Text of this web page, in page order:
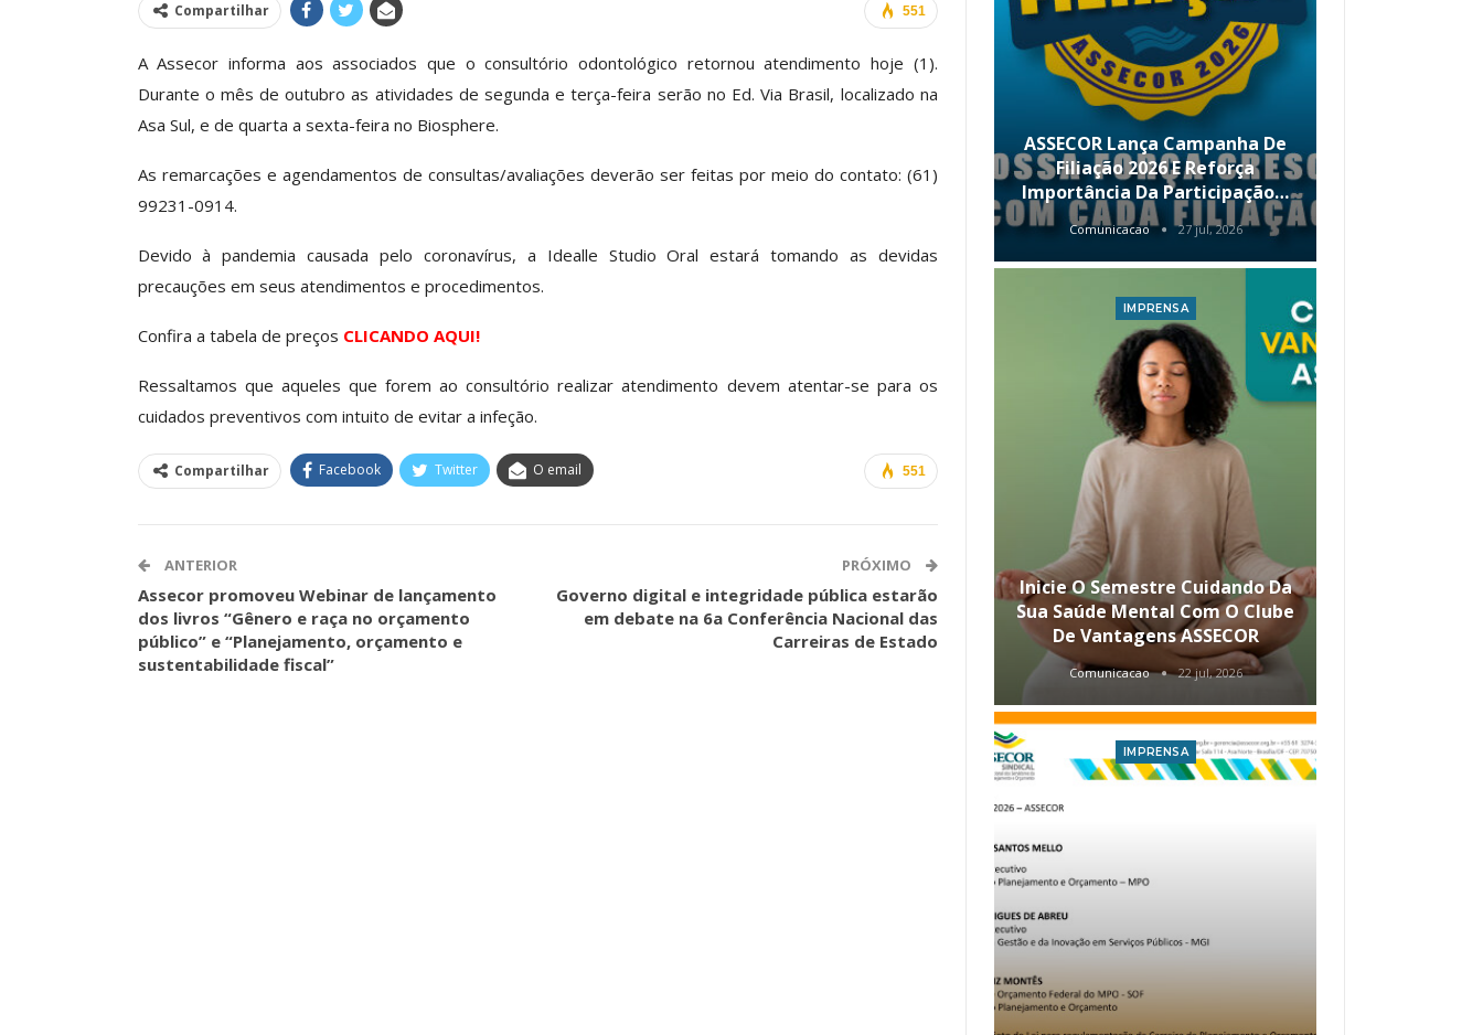
551
Compartilhar
A Assecor informa aos associados que o consultório odontológico retornou atendimento hoje (1).
Durante o mês de outubro as atividades de segunda e terça-feira serão no Ed. Via Brasil, localizado na
Asa Sul, e de quarta a sexta-feira no Biosphere.
As remarcações e agendamentos de consultas/avaliações deverão ser feitas por meio do contato: (61)
99231-0914.
Devido à pandemia causada pelo coronavírus, a Idealle Studio Oral estará tomando as devidas
precauções em seus atendimentos e procedimentos.
Confira a tabela de preços CLICANDO AQUI!
Ressaltamos que aqueles que forem ao consultório realizar atendimento devem atentar-se para os
cuidados preventivos com intuito de evitar a infeção.
551
Compartilhar Facebook Twitter O email
ANTERIOR
Assecor promoveu Webinar de lançamento
dos livros “Gênero e raça no orçamento
público” e “Planejamento, orçamento e
sustentabilidade fiscal”
PRÓXIMO
Governo digital e integridade pública estarão
em debate na 6a Conferência Nacional das
Carreiras de Estado
Clube De Benefícios ASSECOR
Reúne Dezenas De Escolas De
Idiomas Com Condições…
Da Mesa Nacional De
Negociação Permanente E
Reforça…
Participa De Debate Sobre A
Unificação Das Carreiras Do…
Categoria Unida Em Torno Dos
Valores Fundantes Da Ação
Sindical
ASSECOR Lança Campanha De
Filiação 2026 E Reforça
Importância Da Participação…
Comunicacao 27 jul, 2026
IMPRENSA
Inicie O Semestre Cuidando Da
Sua Saúde Mental Com O Clube
De Vantagens ASSECOR
Comunicacao 22 jul, 2026
IMPRENSA